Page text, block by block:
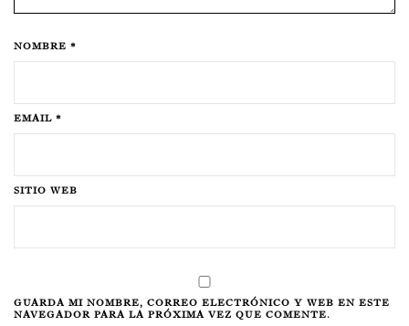
NOMBRE *
EMAIL *
SITIO WEB
GUARDA MI NOMBRE, CORREO ELECTRÓNICO Y WEB EN ESTE
NAVEGADOR PARA LA PRÓXIMA VEZ QUE COMENTE.